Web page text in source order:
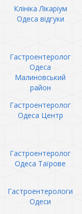
Клініка Лікаріум
Одеса відгуки
Гастроентеролог
Одеса
Малиновський
район
Гастроентеролог
Одеса Центр
Гастроентеролог
Одеса Таїрове
Гастроентерологи
Одеси